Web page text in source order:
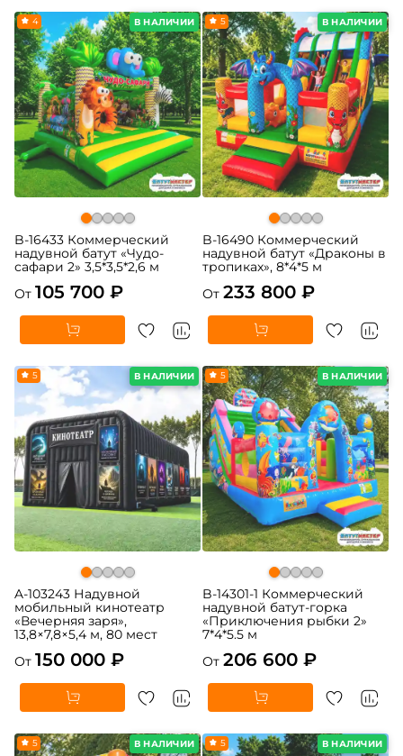
В НАЛИЧИИ
4
B-16433 Коммерческий
надувной батут «Чудо-
сафари 2» 3,5*3,5*2,6 м
От 105 700 ₽
В НАЛИЧИИ
5
B-16490 Коммерческий
надувной батут «Драконы в
тропиках», 8*4*5 м
От 233 800 ₽
В НАЛИЧИИ
5
A-103243 Надувной
мобильный кинотеатр
«Вечерняя заря»,
13,8×7,8×5,4 м, 80 мест
От 150 000 ₽
В НАЛИЧИИ
5
B-14301-1 Коммерческий
надувной батут-горка
«Приключения рыбки 2»
7*4*5.5 м
От 206 600 ₽
В НАЛИЧИИ
5 В НАЛИЧИИ
5